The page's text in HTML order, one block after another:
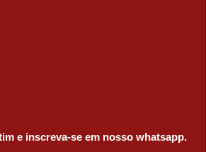
e inscreva-se em nosso whatsapp.